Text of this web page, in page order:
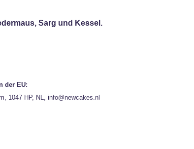
Sarg und Kessel.
der EU:
1047 HP, NL, info@newcakes.nl